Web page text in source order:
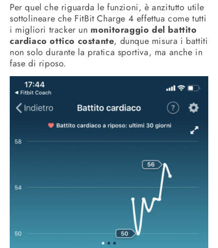
Per quel che riguarda le funzioni, è anzitutto utile
sottolineare che FitBit Charge 4 effettua come tutti
i migliori tracker un monitoraggio del battito
cardiaco ottico costante, dunque misura i battiti
non solo durante la pratica sportiva, ma anche in
fase di riposo.